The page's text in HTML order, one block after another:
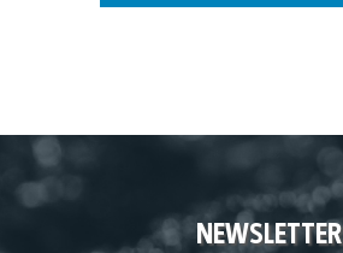
NEWSLETTER